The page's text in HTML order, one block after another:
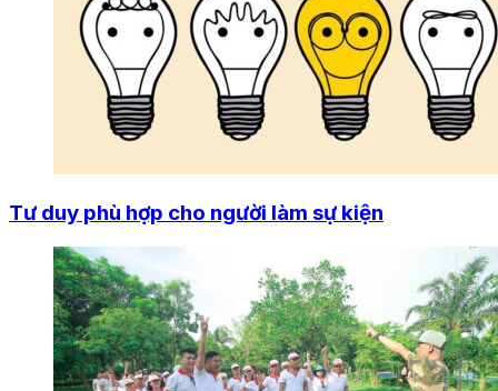
Tư duy phù hợp cho người làm sự kiện